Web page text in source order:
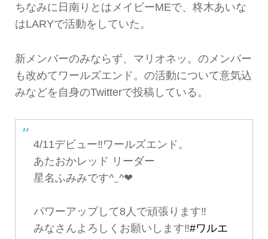
ちなみに日南りとはメイビーMEで、柊木あいな
はLARYで活動をしていた。
新メンバーのみならず、マリオネッ。のメンバー
も改めてワールズエンド。の活動について意気込
みなどを自身のTwitterで投稿している。
4/11デビュー‼︎ワールズエンド。
あたおかレッド リーダー
星名ふみみです^‿^❤︎
パワーアップして8人で頑張ります‼︎
みなさんよろしくお願いします‼︎#ワルエ